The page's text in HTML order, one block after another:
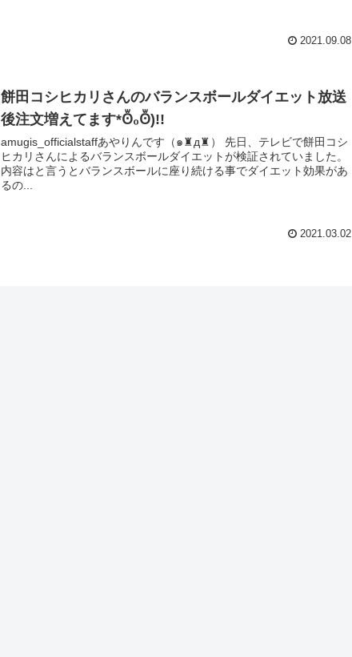
2021.09.08
餅田コシヒカリさんのバランスボールダイエット放送
後注文増えてます*Ꙩꙻ₀Ꙩꙻ)!!
amugis_officialstaffあやりんです（๑♜д♜） 先日、テレビで餅田コシ
ヒカリさんによるバランスボールダイエットが検証されていました。
内容はと言うとバランスボールに座り続ける事でダイエット効果があ
るの...
2021.03.02